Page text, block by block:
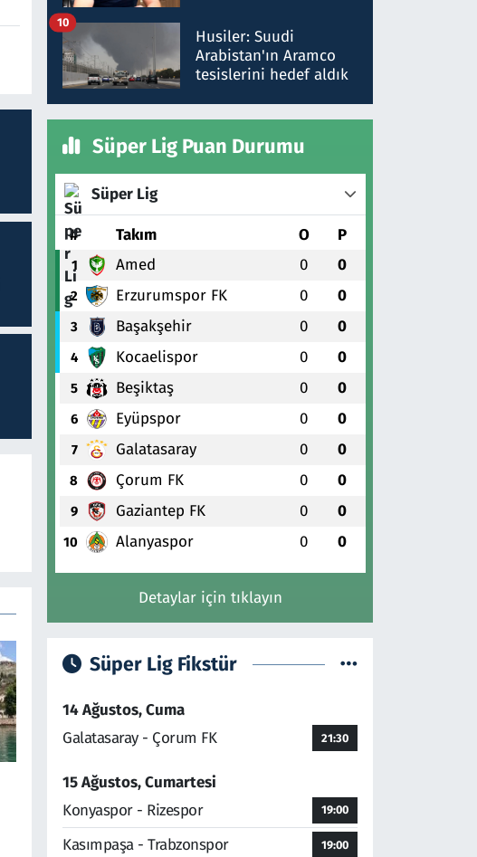
talimat verdi, ben
gönderdim
Husiler: Suudi
Arabistan'ın Aramco
tesislerini hedef aldık
10
Süper Lig Puan Durumu
Süper Lig
# Takım O P
1 Amed 0 0
2 Erzurumspor FK 0 0
3 Başakşehir 0 0
4 Kocaelispor 0 0
5 Beşiktaş 0 0
6 Eyüpspor 0 0
7 Galatasaray 0 0
8 Çorum FK 0 0
9 Gaziantep FK 0 0
10 Alanyaspor 0 0
Detaylar için tıklayın
Süper Lig Fikstür
14 Ağustos, Cuma
Galatasaray - Çorum FK
21:30
15 Ağustos, Cumartesi
Konyaspor - Rizespor
19:00
Kasımpaşa - Trabzonspor 19:00